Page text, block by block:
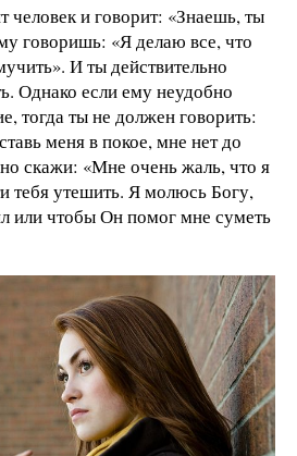
человек и говорит: «Знаешь, ты
говоришь: «Я делаю все, что
И ты действительно
Однако если ему неудобно
тогда ты не должен говорить:
меня в покое, мне нет до
но скажи: «Мне очень жаль, что я
тебя утешить. Я молюсь Богу,
или чтобы Он помог мне суметь